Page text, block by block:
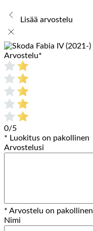
Lisää arvostelu
Arvostelu*
0/5
* Luokitus on pakollinen
Arvostelusi
* Arvostelu on pakollinen
Nimi